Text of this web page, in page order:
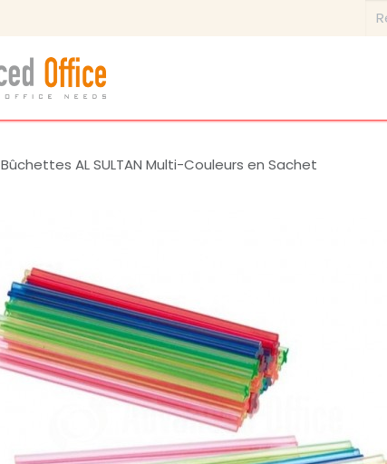
Bûchettes AL SULTAN Multi-Couleurs en Sachet